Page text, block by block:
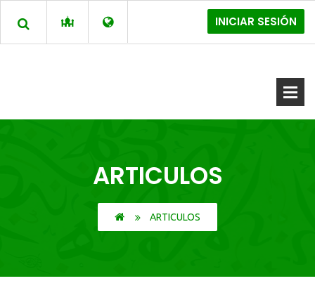
INICIAR SESIÓN
ARTICULOS
ARTICULOS